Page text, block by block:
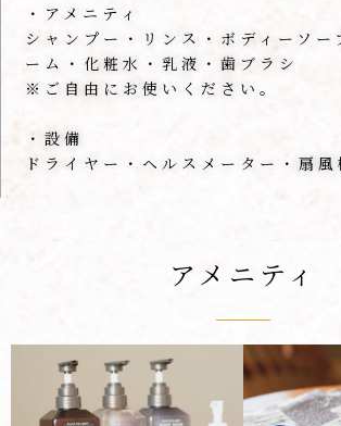
・アメニティ
シャンプー・リンス・ボディーソー
ーム・化粧水・乳液・歯ブラシ
※ご自由にお使いください。
・設備
ドライヤー・ヘルスメーター・扇風
アメニティ